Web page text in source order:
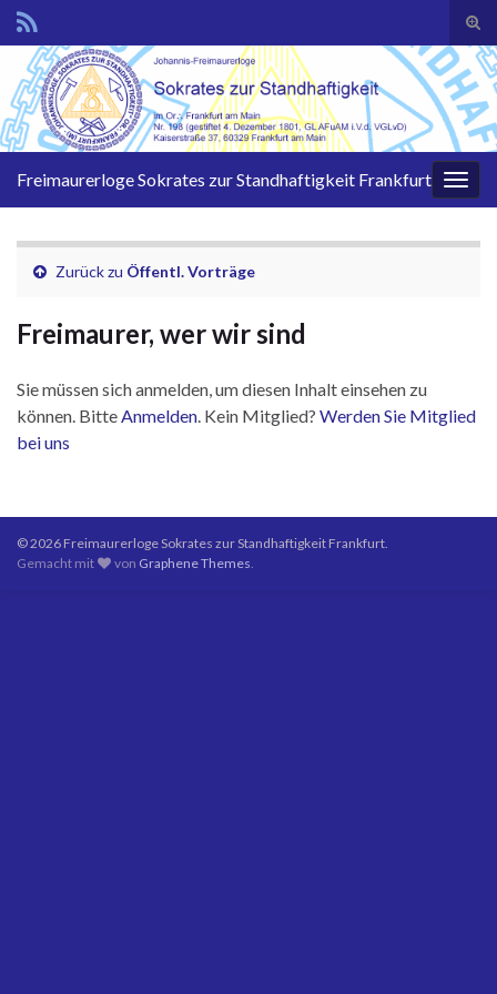
Search for:
Freimaurerloge Sokrates zur Standhaftigkeit Frankfurt
Zurück zu Öffentl. Vorträge
Freimaurer, wer wir sind
Sie müssen sich anmelden, um diesen Inhalt einsehen zu
können. Bitte Anmelden . Kein Mitglied? Werden Sie Mitglied
bei uns
© 2026 Freimaurerloge Sokrates zur Standhaftigkeit Frankfurt.
Gemacht mit
von Graphene Themes